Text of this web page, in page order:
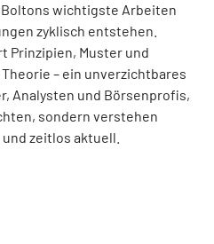
Boltons wichtigste Arbeiten
zyklisch entstehen.
Prinzipien, Muster und
– ein unverzichtbares
Analysten und Börsenprofis,
sondern verstehen
zeitlos aktuell.